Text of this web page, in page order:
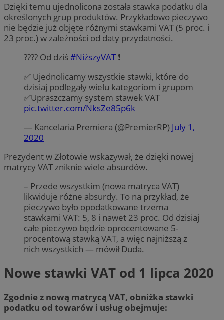
Dzięki temu ujednolicona została stawka podatku dla
określonych grup produktów. Przykładowo pieczywo
nie będzie już objęte różnymi stawkami VAT (5 proc. i
23 proc.) w zależności od daty przydatności.
???? Od dziś#NiższyVAT❗
✅ Ujednolicamy wszystkie stawki, które do
dzisiaj podlegały wielu kategoriom i grupom
✅Upraszczamy system stawek VAT
pic.twitter.com/NksZe85p6k
— Kancelaria Premiera (@PremierRP) July 1,
2020
Prezydent w Złotowie wskazywał, że dzięki nowej
matrycy VAT zniknie wiele absurdów.
– Przede wszystkim (nowa matryca VAT)
likwiduje różne absurdy. To na przykład, że
pieczywo było opodatkowane trzema
stawkami VAT: 5, 8 i nawet 23 proc. Od dzisiaj
całe pieczywo będzie oprocentowane 5-
procentową stawką VAT, a więc najniższą z
nich wszystkich — mówił Duda.
Nowe stawki VAT od 1 lipca 2020
Zgodnie z nową matrycą VAT, obniżka stawki
podatku od towarów i usług obejmuje: